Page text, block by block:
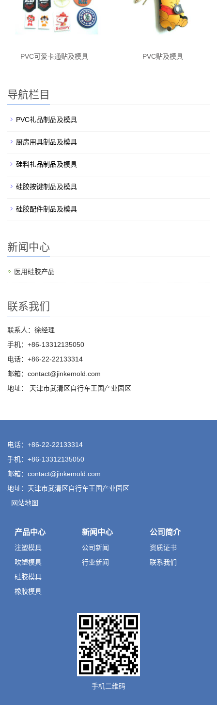
PVC可爱卡通贴及模具 PVC贴及模具
导航栏目
PVC礼品制品及模具
厨房用具制品及模具
硅料礼品制品及模具
硅胶按键制品及模具
硅胶配件制品及模具
新闻中心
医用硅胶产品
联系我们
联系人：徐经理
手机：+86-13312135050
电话：+86-22-22133314
邮箱： contact@jinkemold.com
地址： 天津市武清区自行车王国产业园区
电话：+86-22-22133314
手机：+86-13312135050
邮箱： contact@jinkemold.com
地址：天津市武清区自行车王国产业园区
网站地图
产品中心
注塑模具
吹塑模具
硅胶模具
橡胶模具
新闻中心
公司新闻
行业新闻
公司简介
资质证书
联系我们
手机二维码